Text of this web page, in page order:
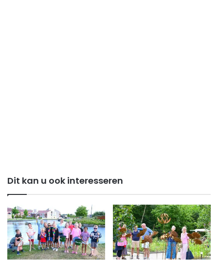
Dit kan u ook interesseren